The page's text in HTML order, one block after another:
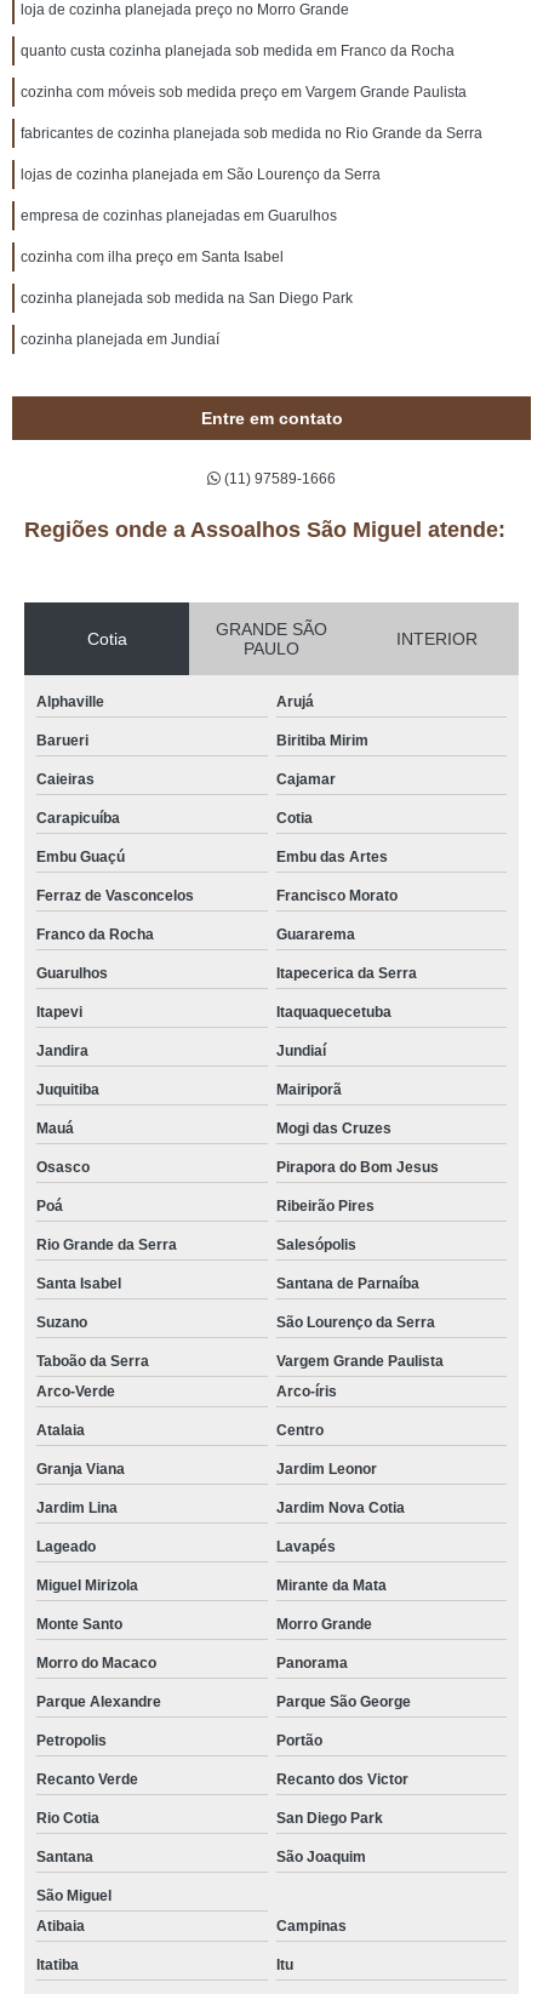
loja de cozinha planejada preço no Morro Grande
quanto custa cozinha planejada sob medida em Franco da Rocha
cozinha com móveis sob medida preço em Vargem Grande Paulista
fabricantes de cozinha planejada sob medida no Rio Grande da Serra
lojas de cozinha planejada em São Lourenço da Serra
empresa de cozinhas planejadas em Guarulhos
cozinha com ilha preço em Santa Isabel
cozinha planejada sob medida na San Diego Park
cozinha planejada em Jundiaí
Entre em contato
(11) 97589-1666
Regiões onde a Assoalhos São Miguel atende:
Cotia
GRANDE SÃO
PAULO
INTERIOR
Alphaville Arujá
Barueri Biritiba Mirim
Caieiras Cajamar
Carapicuíba Cotia
Embu Guaçú Embu das Artes
Ferraz de Vasconcelos Francisco Morato
Franco da Rocha Guararema
Guarulhos Itapecerica da Serra
Itapevi Itaquaquecetuba
Jandira Jundiaí
Juquitiba Mairiporã
Mauá Mogi das Cruzes
Osasco Pirapora do Bom Jesus
Poá Ribeirão Pires
Rio Grande da Serra Salesópolis
Santa Isabel Santana de Parnaíba
Suzano São Lourenço da Serra
Taboão da Serra
Vargem Grande Paulista
Arco-Verde
Arco-íris
Atalaia Centro
Granja Viana Jardim Leonor
Jardim Lina Jardim Nova Cotia
Lageado Lavapés
Miguel Mirizola Mirante da Mata
Monte Santo Morro Grande
Morro do Macaco Panorama
Parque Alexandre Parque São George
Petropolis Portão
Recanto Verde Recanto dos Victor
Rio Cotia San Diego Park
Santana São Joaquim
São Miguel
Atibaia
Campinas
Itatiba Itu